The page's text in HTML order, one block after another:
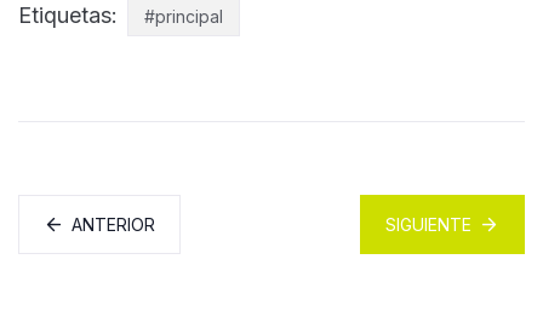
Etiquetas: #principal
ANTERIOR SIGUIENTE